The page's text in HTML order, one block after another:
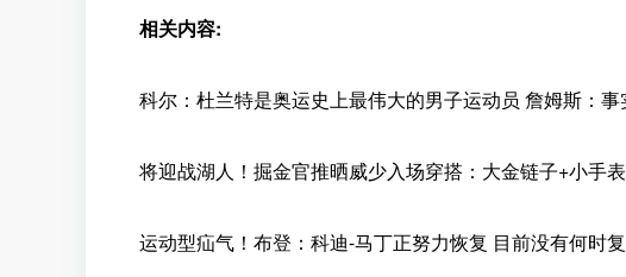
相关内容:
科尔：杜兰特是奥运史上最伟大的男子运动员 詹姆斯：事实！
将迎战湖人！掘金官推晒威少入场穿搭：大金链子+小手
运动型疝气！布登：科迪-马丁正努力恢复 目前没有何时